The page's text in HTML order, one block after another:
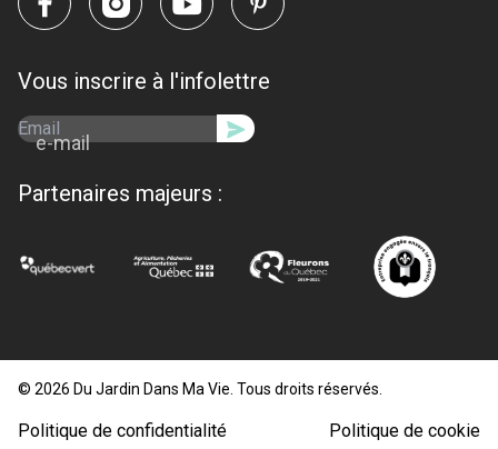
Vous inscrire à l'infolettre
e-mail
Partenaires majeurs :
© 2026 Du Jardin Dans Ma Vie. Tous droits réservés.
Politique de confidentialité Politique de cookie